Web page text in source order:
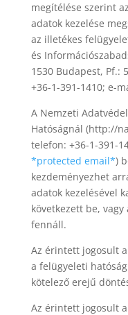
megítélése szerint
adatok kezelése
az illetékes
és
1530 Budapest, Pf.:
+36-1-391-1410; e-
A Nemzeti
Hatóságnál (http://
telefon: +36-1-391-
*protected email*)
kezdeményezhet
adatok kezelésével
következett be,
fennáll.
Az érintett jogosult
a felügyeleti
kötelező erejű
Az érintett jogosult